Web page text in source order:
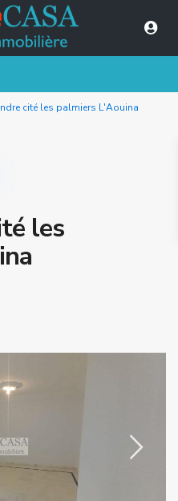
cité les palmiers L'Aouina
les